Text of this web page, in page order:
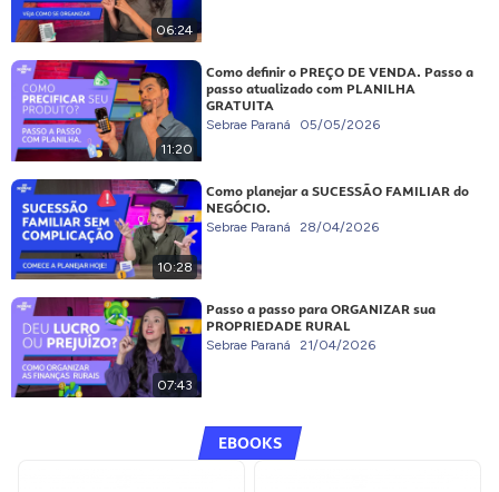
06:24
11:20
Como definir o PREÇO DE VENDA. Passo a
passo atualizado com PLANILHA
GRATUITA
Sebrae Paraná 05/05/2026
10:28
Como planejar a SUCESSÃO FAMILIAR do
NEGÓCIO.
Sebrae Paraná 28/04/2026
07:43
Passo a passo para ORGANIZAR sua
PROPRIEDADE RURAL
Sebrae Paraná 21/04/2026
EBOOKS